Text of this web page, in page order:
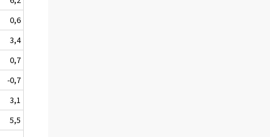
0,6
3,4
0,7
-0,7
3,1
5,5